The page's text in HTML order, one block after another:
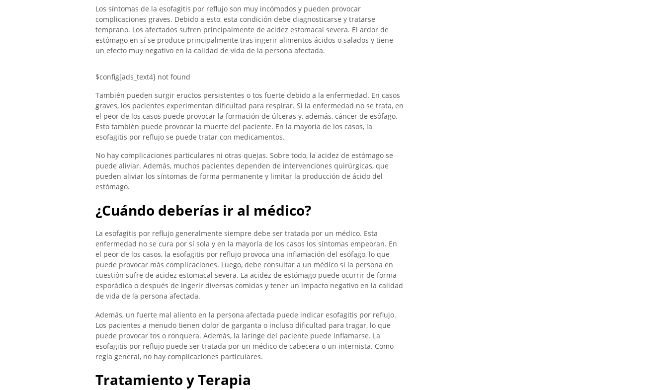
Los síntomas de la esofagitis por reflujo son muy incómodos y pueden provocar
complicaciones graves. Debido a esto, esta condición debe diagnosticarse y tratarse
temprano. Los afectados sufren principalmente de acidez estomacal severa. El ardor de
estómago en sí se produce principalmente tras ingerir alimentos ácidos o salados y tiene
un efecto muy negativo en la calidad de vida de la persona afectada.
$config[ads_text4] not found
También pueden surgir eructos persistentes o tos fuerte debido a la enfermedad. En casos
graves, los pacientes experimentan dificultad para respirar. Si la enfermedad no se trata, en
el peor de los casos puede provocar la formación de úlceras y, además, cáncer de esófago.
Esto también puede provocar la muerte del paciente. En la mayoría de los casos, la
esofagitis por reflujo se puede tratar con medicamentos.
No hay complicaciones particulares ni otras quejas. Sobre todo, la acidez de estómago se
puede aliviar. Además, muchos pacientes dependen de intervenciones quirúrgicas, que
pueden aliviar los síntomas de forma permanente y limitar la producción de ácido del
estómago.
¿Cuándo deberías ir al médico?
La esofagitis por reflujo generalmente siempre debe ser tratada por un médico. Esta
enfermedad no se cura por sí sola y en la mayoría de los casos los síntomas empeoran. En
el peor de los casos, la esofagitis por reflujo provoca una inflamación del esófago, lo que
puede provocar más complicaciones. Luego, debe consultar a un médico si la persona en
cuestión sufre de acidez estomacal severa. La acidez de estómago puede ocurrir de forma
esporádica o después de ingerir diversas comidas y tener un impacto negativo en la calidad
de vida de la persona afectada.
Además, un fuerte mal aliento en la persona afectada puede indicar esofagitis por reflujo.
Los pacientes a menudo tienen dolor de garganta o incluso dificultad para tragar, lo que
puede provocar tos o ronquera. Además, la laringe del paciente puede inflamarse. La
esofagitis por reflujo puede ser tratada por un médico de cabecera o un internista. Como
regla general, no hay complicaciones particulares.
Tratamiento y Terapia